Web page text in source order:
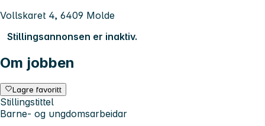
Vollskaret 4, 6409 Molde
Stillingsannonsen er inaktiv.
Om jobben
Lagre favoritt
Stillingstittel
Barne- og ungdomsarbeidar